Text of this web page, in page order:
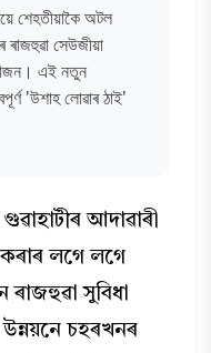
শেহতীয়াকৈ অটল
সেউজীয়া
এই নতুন
'উশাহ লোৱাৰ ঠাই'
আদাৱাৰী
লগে লগে
সুবিধা
চহৰখনৰ